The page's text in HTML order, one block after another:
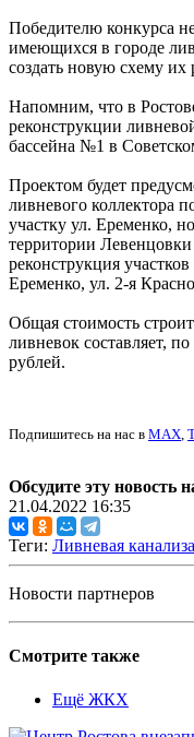
Победителю конкурса
имеющихся в городе
создать новую схему их
Напомним, что в
реконструкции
бассейна №1 в
Проектом будет
ливневого коллектора
участку ул. Еременко,
территории
реконструкция
Еременко, ул. 2-я
Общая стоимость
ливневок составляет,
рублей.
Подпишитесь на нас в MAX,
Обсудите эту новость
21.04.2022 16:35
Теги: Ливневая
Новости партнеров
Смотрите также
Ещё ЖКХ